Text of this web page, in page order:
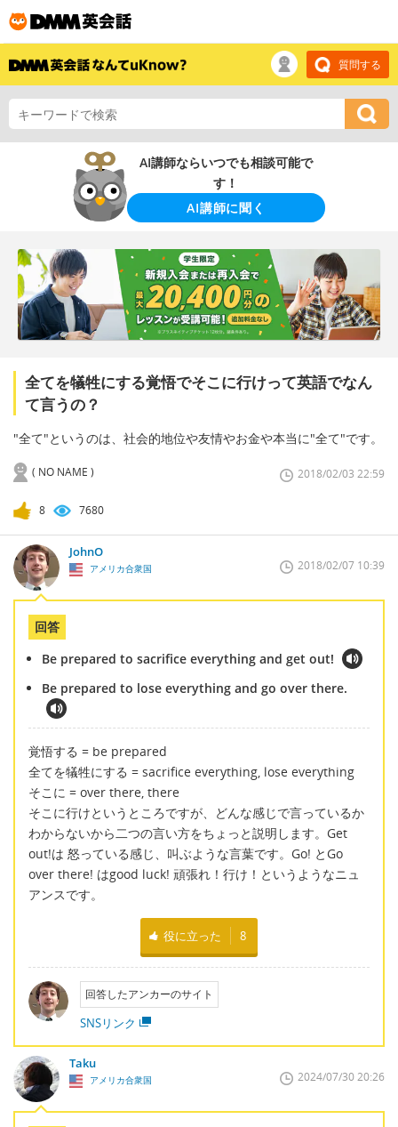
質問する
AI講師ならいつでも相談可能で
す！
AI講師に聞く
全てを犠牲にする覚悟でそこに行けって英語でなん
て言うの？
"全て"というのは、社会的地位や友情やお金や本当に"全て"です。
( NO NAME ) 2018/02/03 22:59
8 7680
JohnO
アメリカ合衆国 2018/02/07 10:39
回答
Be prepared to sacrifice everything and get out!
Be prepared to lose everything and go over there.
覚悟する = be prepared
全てを犠牲にする = sacrifice everything, lose everything
そこに = over there, there
そこに行けというところですが、どんな感じで言っているか
わからないから二つの言い方をちょっと説明します。Get
out!は 怒っている感じ、叫ぶような言葉です。Go! とGo
over there! はgood luck! 頑張れ！行け！というようなニュ
アンスです。
役に立った 8
回答したアンカーのサイト
SNSリンク
Taku
アメリカ合衆国 2024/07/30 20:26